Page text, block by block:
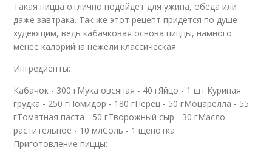
Такая пицца отлично подойдет для ужина, обеда или
даже завтрака. Так же этот рецепт придется по душе
худеющим, ведь кабачковая основа пиццы, намного
менее калорийна нежели классическая.
Ингредиенты:
Кабачок - 300 гМука овсяная - 40 гЯйцо - 1 шт.Куриная
грудка - 250 гПомидор - 180 гПерец - 50 гМоцарелла - 55
гТоматная паста - 50 гТворожный сыр - 30 гМасло
растительное - 10 млСоль - 1 щепотка
Приготовление пиццы: